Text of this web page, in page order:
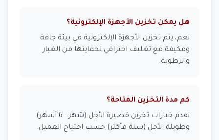
هل يمكن تخزين الأجهزة الإلكترونية؟
نعم، يتم تخزين الأجهزة الإلكترونية في بيئة جافة
ومكيفة مع تغليف احترافي لحمايتها من الغبار
والرطوبة.
كم مدة التخزين المتاحة؟
نقدم خيارات تخزين قصيرة الأجل (شهر - 6 أشهر)
وطويلة الأجل (سنة فأكثر) حسب احتياج العميل.